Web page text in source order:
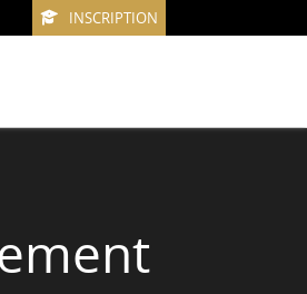
INSCRIPTION